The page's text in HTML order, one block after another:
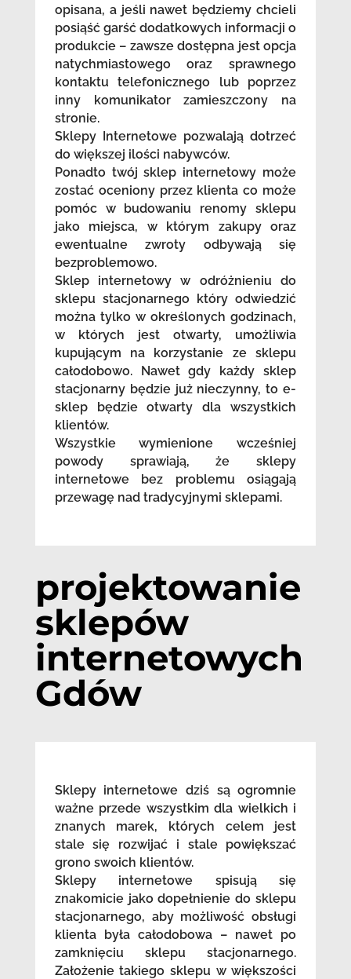
opisana, a jeśli nawet będziemy chcieli
posiąść garść dodatkowych informacji o
produkcie – zawsze dostępna jest opcja
natychmiastowego oraz sprawnego
kontaktu telefonicznego lub poprzez
inny komunikator zamieszczony na
stronie.
Sklepy Internetowe pozwalają dotrzeć
do większej ilości nabywców.
Ponadto twój sklep internetowy może
zostać oceniony przez klienta co może
pomóc w budowaniu renomy sklepu
jako miejsca, w którym zakupy oraz
ewentualne zwroty odbywają się
bezproblemowo.
Sklep internetowy w odróżnieniu do
sklepu stacjonarnego który odwiedzić
można tylko w określonych godzinach,
w których jest otwarty, umożliwia
kupującym na korzystanie ze sklepu
całodobowo. Nawet gdy każdy sklep
stacjonarny będzie już nieczynny, to e-
sklep będzie otwarty dla wszystkich
klientów.
Wszystkie wymienione wcześniej
powody sprawiają, że sklepy
internetowe bez problemu osiągają
przewagę nad tradycyjnymi sklepami.
projektowanie
sklepów
internetowych
Gdów
Sklepy internetowe dziś są ogromnie
ważne przede wszystkim dla wielkich i
znanych marek, których celem jest
stale się rozwijać i stale powiększać
grono swoich klientów.
Sklepy internetowe spisują się
znakomicie jako dopełnienie do sklepu
stacjonarnego, aby możliwość obsługi
klienta była całodobowa – nawet po
zamknięciu sklepu stacjonarnego.
Założenie takiego sklepu w większości